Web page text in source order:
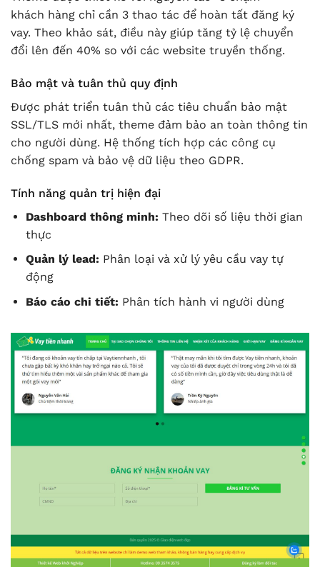
khách hàng chỉ cần 3 thao tác để hoàn tất đăng ký
vay. Theo khảo sát, điều này giúp tăng tỷ lệ chuyển
đổi lên đến 40% so với các website truyền thống.
Bảo mật và tuân thủ quy định
Được phát triển tuân thủ các tiêu chuẩn bảo mật
SSL/TLS mới nhất, theme đảm bảo an toàn thông tin
cho người dùng. Hệ thống tích hợp các công cụ
chống spam và bảo vệ dữ liệu theo GDPR.
Tính năng quản trị hiện đại
Dashboard thông minh: Theo dõi số liệu thời gian
thực
Quản lý lead: Phân loại và xử lý yêu cầu vay tự
động
Báo cáo chi tiết: Phân tích hành vi người dùng